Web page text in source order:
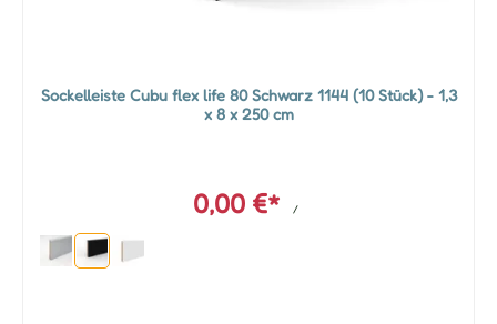
Sockelleiste Cubu flex life 80 Schwarz 1144 (10 Stück) - 1,3
x 8 x 250 cm
0,00 €* /